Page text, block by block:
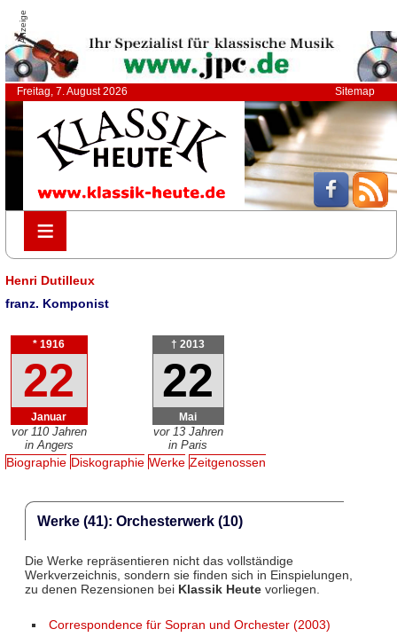
Anzeige
Freitag, 7. August 2026 Sitemap
≡
≡
Henri Dutilleux
franz. Komponist
* 1916
22
Januar
vor 110 Jahren
in Angers
† 2013
22
Mai
vor 13 Jahren
in Paris
Biographie Diskographie Werke Zeitgenossen
Werke (41): Orchesterwerk (10)
Die Werke repräsentieren nicht das vollständige
Werkverzeichnis, sondern sie finden sich in Einspielungen,
zu denen Rezensionen bei Klassik Heutevorliegen.
Correspondence für Sopran und Orchester (2003)